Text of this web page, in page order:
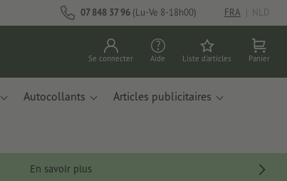
07 848 37 96 (Lu-Ve 8-18h00) FRA | NLD
Se connecter Aide Liste d'articles Panier
Autocollants Articles publicitaires
En savoir plus